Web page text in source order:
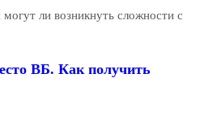
ли возникнуть сложности с
ВБ. Как получить